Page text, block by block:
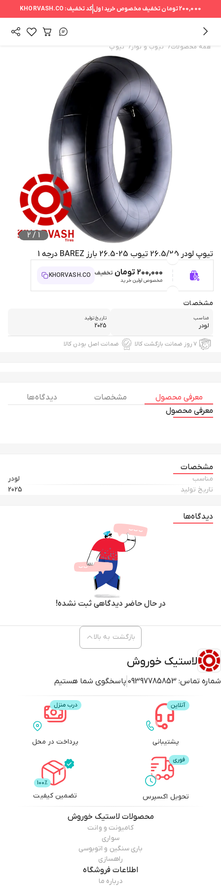
200,000 تومان تخفیف مخصوص خرید اولکد تخفیف: KHORVASH.CO
همه محصولات/ تیوب و نوار / تیوپ
1
/
2
تیوپ لودر 26.5/25 تیوب 25-26.5 بارز BAREZ درجه 1
200,000 تومان
تخفیف
مخصوص اولین خرید
KHORVASH.CO
مشخصات
مناسب
لودر
تاریخ تولید
2025
۷ روز ضمانت بازگشت کالا ضمانت اصل بودن کالا
معرفی محصول مشخصات
دیدگاه ها
معرفی محصول
مشخصات
مناسب
لودر
تاریخ تولید
2025
دیدگاه‌ها
در حال حاضر دیدگاهی ثبت نشده!
لاستیک خوروش
شماره تماس: 09397785853 پاسخگوی شما هستیم
بازگشت به بالا
پشتیبانی پرداخت در محل
تحویل اکسپرس تضمین کیفیت
محصولاتلاستیک خوروش
کامیونت و وانت
سواری
باری سنگین و اتوبوسی
راهسازی
اطلاعات فروشگاه
درباره ما